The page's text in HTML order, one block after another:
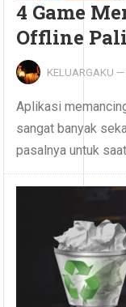
4 Game
Offline
KELUARGAKU —
Aplikasi
sangat banyak
pasalnya untuk